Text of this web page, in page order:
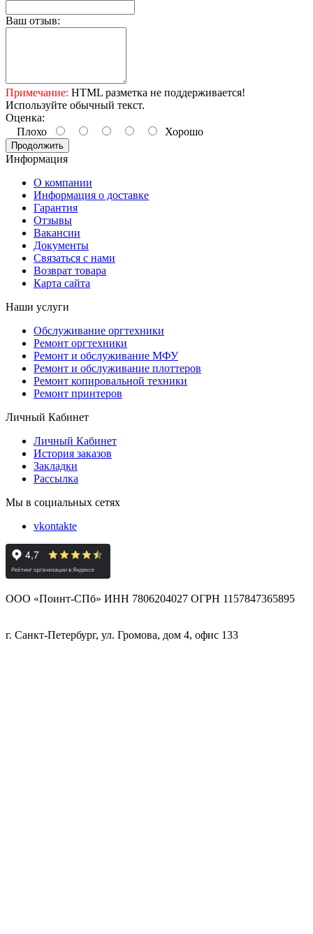
Ваш отзыв:
Примечание: HTML разметка не поддерживается!
Используйте обычный текст.
Оценка:
Плохо
Хорошо
Продолжить
Информация
О компании
Информация о доставке
Гарантия
Отзывы
Вакансии
Документы
Связаться с нами
Возврат товара
Карта сайта
Наши услуги
Обслуживание оргтехники
Ремонт оргтехники
Ремонт и обслуживание МФУ
Ремонт и обслуживание плоттеров
Ремонт копировальной техники
Ремонт принтеров
Личный Кабинет
Личный Кабинет
История заказов
Закладки
Рассылка
Мы в социальных сетях
vkontakte
ООО «Поинт-СПб» ИНН 7806204027 ОГРН 1157847365895
г. Санкт-Петербург, ул. Громова, дом 4, офис 133